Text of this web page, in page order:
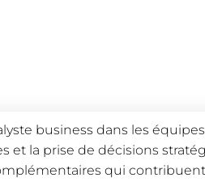
business dans les
et la prise de décisions
qui